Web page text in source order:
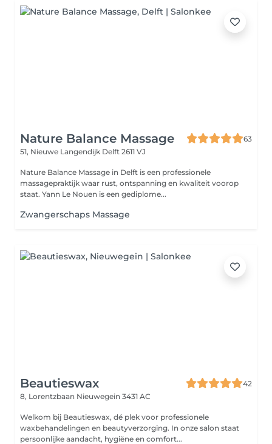
Nature Balance Massage
63
51, Nieuwe Langendijk Delft 2611 VJ
Nature Balance Massage in Delft is een professionele
massagepraktijk waar rust, ontspanning en kwaliteit voorop
staat. Yann Le Nouen is een gediplome...
Zwangerschaps Massage
Beautieswax
42
8, Lorentzbaan Nieuwegein 3431 AC
Welkom bij Beautieswax, dé plek voor professionele
waxbehandelingen en beautyverzorging. In onze salon staat
persoonlijke aandacht, hygiëne en comfort...